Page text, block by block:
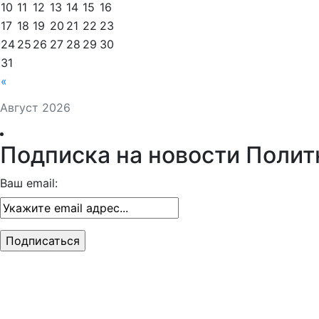
Август 2026
«
10 11 12 13 14 15 16
17 18 19 20 21 22 23
24 25 26 27 28 29 30
31
Подписка на новости
Ваш email: